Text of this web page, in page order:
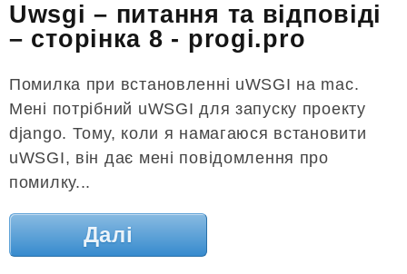
Uwsgi – питання та відповіді
– сторінка 8 - progi.pro
Помилка при встановленні uWSGI на mac.
Мені потрібний uWSGI для запуску проекту
django. Тому, коли я намагаюся встановити
uWSGI, він дає мені повідомлення про
помилку...
Далі